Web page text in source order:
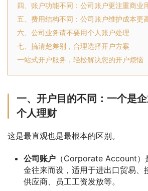
四、账户功能不同：公司账户更注重商业
五、费用结构不同：公司账户维护成本更
六、公司业务请不要用个人账户处理
七、搞清楚差别，合理选择开户方案
一站式开户服务，轻松解决您的开户烦恼
一、开户目的不同：一个是
个人理财
这是最直观也是最根本的区别。
公司账户 （Corporate Account）
金往来而设，适用于进出口贸易、
供应商、员工工资发放等。